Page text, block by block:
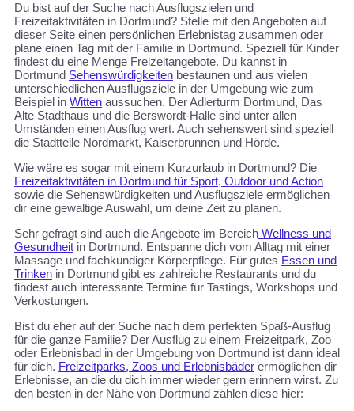
Du bist auf der Suche nach Ausflugszielen und
Freizeitaktivitäten in Dortmund? Stelle mit den Angeboten auf
dieser Seite einen persönlichen Erlebnistag zusammen oder
plane einen Tag mit der Familie in Dortmund. Speziell für Kinder
findest du eine Menge Freizeitangebote. Du kannst in
Dortmund Sehenswürdigkeiten bestaunen und aus vielen
unterschiedlichen Ausflugsziele in der Umgebung wie zum
Beispiel in Witten aussuchen. Der Adlerturm Dortmund, Das
Alte Stadthaus und die Berswordt-Halle sind unter allen
Umständen einen Ausflug wert. Auch sehenswert sind speziell
die Stadtteile Nordmarkt, Kaiserbrunnen und Hörde.
Wie wäre es sogar mit einem Kurzurlaub in Dortmund? Die
Freizeitaktivitäten in Dortmund für Sport, Outdoor und Action
sowie die Sehenswürdigkeiten und Ausflugsziele ermöglichen
dir eine gewaltige Auswahl, um deine Zeit zu planen.
Sehr gefragt sind auch die Angebote im Bereich Wellness und
Gesundheit in Dortmund. Entspanne dich vom Alltag mit einer
Massage und fachkundiger Körperpflege. Für gutes Essen und
Trinken in Dortmund gibt es zahlreiche Restaurants und du
findest auch interessante Termine für Tastings, Workshops und
Verkostungen.
Bist du eher auf der Suche nach dem perfekten Spaß-Ausflug
für die ganze Familie? Der Ausflug zu einem Freizeitpark, Zoo
oder Erlebnisbad in der Umgebung von Dortmund ist dann ideal
für dich. Freizeitparks, Zoos und Erlebnisbäder ermöglichen dir
Erlebnisse, an die du dich immer wieder gern erinnern wirst. Zu
den besten in der Nähe von Dortmund zählen diese hier: